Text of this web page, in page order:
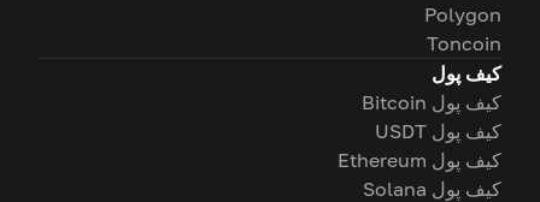
Polygon
Toncoin
کیف پول
کیف پول Bitcoin
کیف پول USDT
کیف پول Ethereum
کیف پول Solana